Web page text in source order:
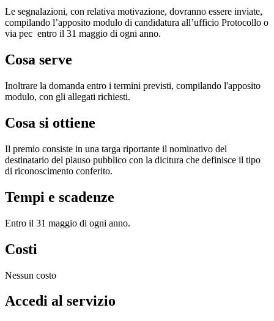
Le segnalazioni, con relativa motivazione, dovranno essere inviate,
compilando l’apposito modulo di candidatura all’ufficio Protocollo o
via pec entro il 31 maggio di ogni anno.
Cosa serve
Inoltrare la domanda entro i termini previsti, compilando l'apposito
modulo, con gli allegati richiesti.
Cosa si ottiene
Il premio consiste in una targa riportante il nominativo del
destinatario del plauso pubblico con la dicitura che definisce il tipo
di riconoscimento conferito.
Tempi e scadenze
Entro il 31 maggio di ogni anno.
Costi
Nessun costo
Accedi al servizio